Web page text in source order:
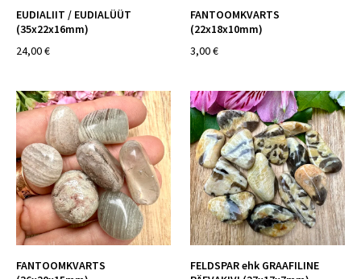
EUDIALIIT / EUDIALÜÜT
(35x22x16mm)
24,00 €
FANTOOMKVARTS
(22x18x10mm)
3,00 €
FANTOOMKVARTS
FELDSPAR ehk GRAAFILINE